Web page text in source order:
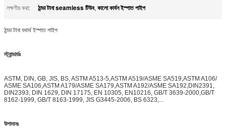
লক্ষণীয় করা:
ঠান্ডা টানা seamless টিউব, কালো কার্বন ইস্পাত পাইপ
ঠান্ডা টানা যথার্থ ইস্পাত পাইপ
স্ট্যান্ডার্ডঃ
ASTM, DIN, GB, JIS, BS, ASTM A513-5,ASTM A519/ASME SA519,ASTM A106/
ASME SA106,ASTM A179/ASME SA179,ASTM A192/ASME SA192,DIN2391,
DIN2393, DIN 1629, DIN 17175, EN 10305, EN10216, GB/T 3639-2000,GB/T
8162-1999, GB/T 8163-1999, JIS G3445-2006, BS 6323,...
উপাদানঃ